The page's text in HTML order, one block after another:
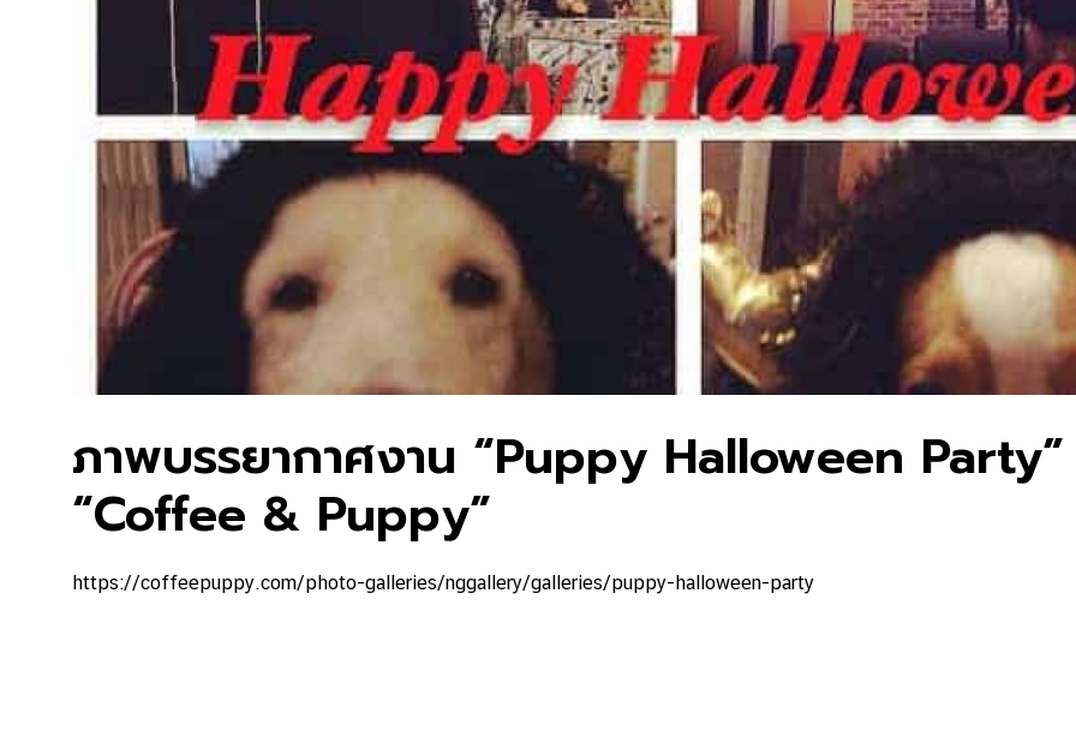
ภาพบรรยากาศงาน “Puppy Halloween
“Coffee & Puppy”
https://coffeepuppy.com/photo-galleries/nggallery/galleries/puppy-halloween-party